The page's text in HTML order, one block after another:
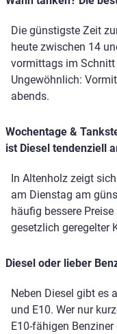
Die günstigste Zeit
heute zwischen 14
vormittags im
Ungewöhnlich:
abends.
Wochentage &
ist Diesel tendenziell
In Altenholz zeigt
am Dienstag am
häufig bessere
gesetzlich geregelter
Diesel oder lieber
Neben Diesel gibt es
und E10. Wer nur
E10-fähigen